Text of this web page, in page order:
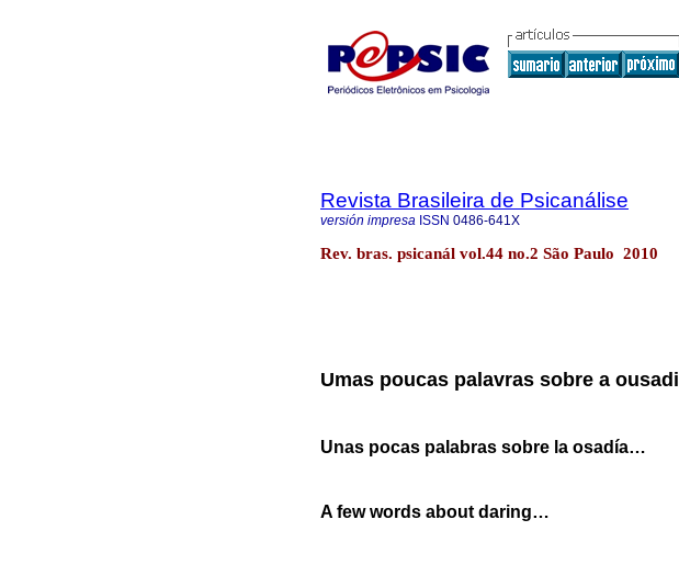
Revista Brasileira de Psicanálise
versión impresa ISSN 0486-641X
Rev. bras. psicanál vol.44 no.2 São Paulo 2010
Umas poucas palavras sobre a
Unas pocas palabras sobre la osadía…
A few words about daring…